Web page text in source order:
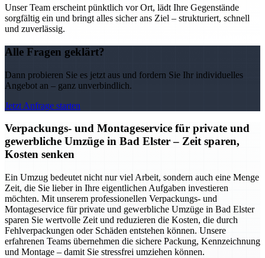
Unser Team erscheint pünktlich vor Ort, lädt Ihre Gegenstände
sorgfältig ein und bringt alles sicher ans Ziel – strukturiert, schnell
und zuverlässig.
Alle Fragen geklärt?
Dann probieren Sie es jetzt aus und fordern Sie Ihr individuelles
Angebot an – ganz unverbindlich.
Jetzt Anfrage starten
Verpackungs- und Montageservice für private und
gewerbliche Umzüge in Bad Elster – Zeit sparen,
Kosten senken
Ein Umzug bedeutet nicht nur viel Arbeit, sondern auch eine Menge
Zeit, die Sie lieber in Ihre eigentlichen Aufgaben investieren
möchten. Mit unserem professionellen Verpackungs- und
Montageservice für private und gewerbliche Umzüge in Bad Elster
sparen Sie wertvolle Zeit und reduzieren die Kosten, die durch
Fehlverpackungen oder Schäden entstehen können. Unsere
erfahrenen Teams übernehmen die sichere Packung, Kennzeichnung
und Montage – damit Sie stressfrei umziehen können.